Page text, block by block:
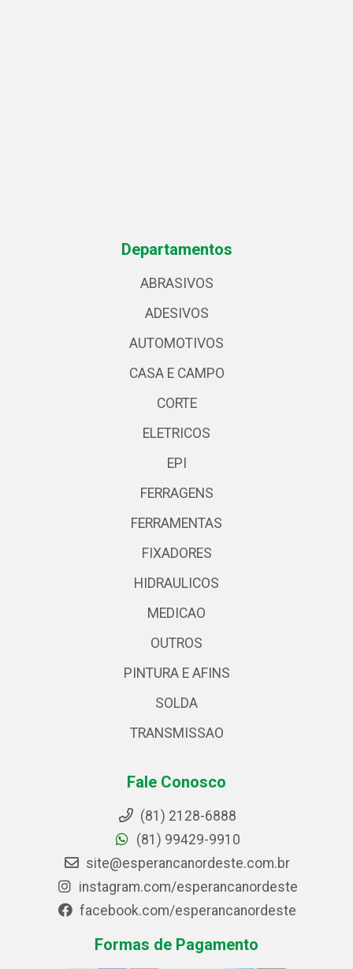
Departamentos
ABRASIVOS
ADESIVOS
AUTOMOTIVOS
CASA E CAMPO
CORTE
ELETRICOS
EPI
FERRAGENS
FERRAMENTAS
FIXADORES
HIDRAULICOS
MEDICAO
OUTROS
PINTURA E AFINS
SOLDA
TRANSMISSAO
Fale Conosco
(81) 2128-6888
(81) 99429-9910
site@esperancanordeste.com.br
instagram.com/esperancanordeste
facebook.com/esperancanordeste
Formas de Pagamento